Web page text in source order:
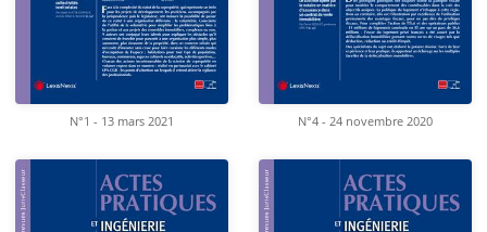
N°1 - 13 mars 2021 N°4 - 24 novembre 2020